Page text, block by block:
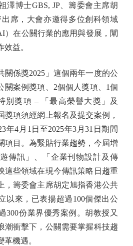
澤博士GBS, JP、籌委會主席胡
出席，大會亦邀得多位創科領域
）在公關行業的應用與發展，闡
益。
係獎2025」這個兩年一度的公
關案例獎項、2個個人獎項、1個
別獎項 – 「最高榮譽大獎」及
獎項須經網上報名及提交案例，
年4月1日至2025年3月31日期間
項目。為緊貼行業趨勢，今屆增
傳訊」、「企業刊物設計及傳
這些領域在現今傳訊策略日趨重
，籌委會主席胡定旭指香港公共
以來，已表揚超過100個傑出公
300份業界優秀案例。胡教授又
潮衝擊下，公關需要掌握科技趨
機遇。